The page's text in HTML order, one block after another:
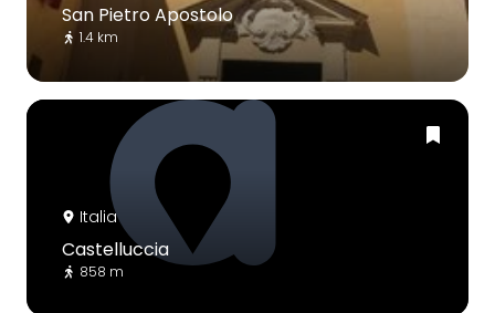
San Pietro Apostolo
1.4 km
Italia
Castelluccia
858 m